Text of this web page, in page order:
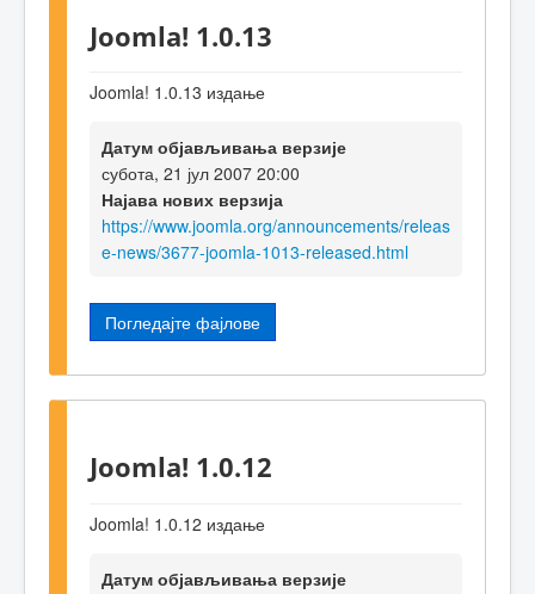
Joomla! 1.0.13
Joomla! 1.0.13 издање
Датум објављивања верзије
субота, 21 јул 2007 20:00
Најава нових верзија
https://www.joomla.org/announcements/releas
e-news/3677-joomla-1013-released.html
Погледајте фајлове
Joomla! 1.0.12
Joomla! 1.0.12 издање
Датум објављивања верзије